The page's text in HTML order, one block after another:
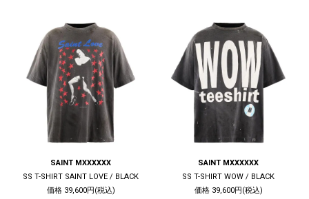
SAINT MXXXXXX
SS T-SHIRT SAINT LOVE / BLACK
価格 39,600円(税込)
SAINT MXXXXXX
SS T-SHIRT WOW / BLACK
価格 39,600円(税込)